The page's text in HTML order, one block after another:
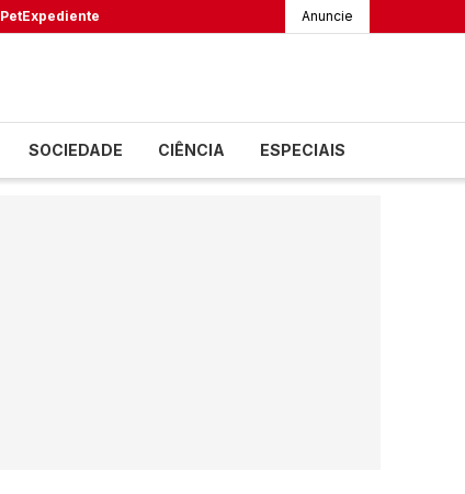
PetExpediente Anuncie
SOCIEDADE CIÊNCIA ESPECIAIS